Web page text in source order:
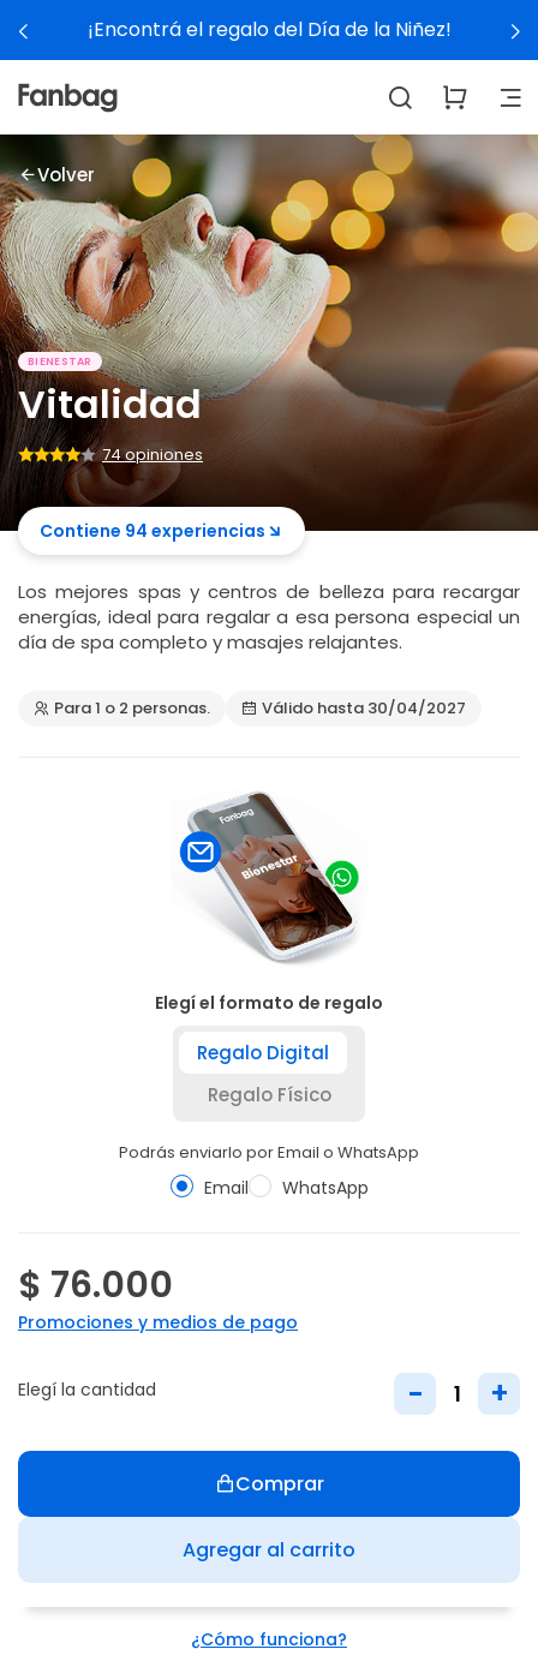
del Día de la Niñez!
Volver
BIENESTAR
Vitalidad
74 opiniones
Contiene 94 experiencias
Los mejores spas y centros de belleza para recargar
energías, ideal para regalar a esa persona especial un
día de spa completo y masajes relajantes.
Para 1 o 2 personas. Válido hasta 30/04/2027
Elegí el formato de regalo
Regalo Digital
Regalo Físico
Podrás enviarlo por Email o WhatsApp
Email WhatsApp
$ 76.000
Promociones y medios de pago
Elegí la cantidad - +
Agregar al carrito
Comprar
¿Cómo funciona?